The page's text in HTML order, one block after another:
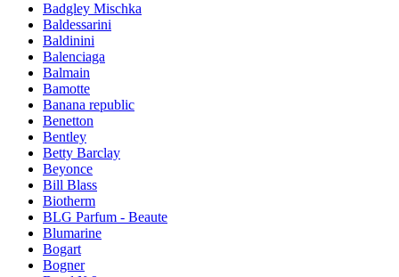
Badgley Mischka
Baldessarini
Baldinini
Balenciaga
Balmain
Bamotte
Banana republic
Benetton
Bentley
Betty Barclay
Beyonce
Bill Blass
Biotherm
BLG Parfum - Beaute
Blumarine
Bogart
Bogner